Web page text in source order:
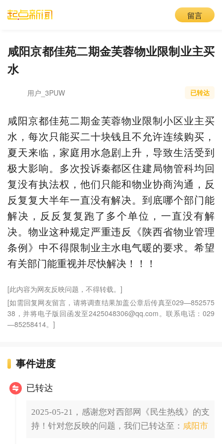
留言
咸阳京都佳苑二期金芙蓉物业限制业主买
水
用户_3PUW 已转达
咸阳京都佳苑二期金芙蓉物业限制小区业主买
水，每次只能买二十块钱且不允许连续购买，
夏天来临，家庭用水急剧上升，导致生活受到
极大影响。多次投诉秦都区住建局物管科均回
复没有执法权，他们只能和物业协商沟通，反
反复复大半年一直没有解决。到底哪个部门能
解决，反反复复跑了多个单位，一直没有解
决。物业这种规定严重违反《陕西省物业管理
条例》中不得限制业主水电气暖的要求。希望
有关部门能重视并尽快解决！！！
[此内容为网友反映问题，不得转载。]
[如需回复网友留言，请将调查结果加盖公章后传真至029—852575
38，并将电子版回函发至2425048306@qq.com。联系电话：029
—85258414。]
事件进度
已转达
2025-05-21，感谢您对西部网《民生热线》的支
持！针对您反映的问题，我们已转达至： 咸阳市